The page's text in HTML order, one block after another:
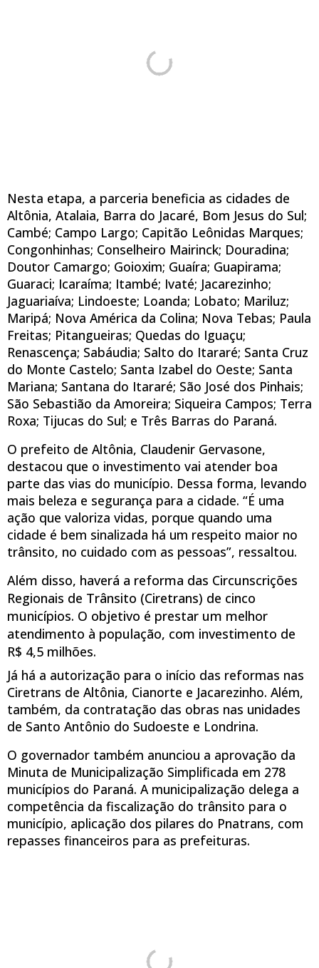
Nesta etapa, a parceria beneficia as cidades de
Altônia, Atalaia, Barra do Jacaré, Bom Jesus do Sul;
Cambé; Campo Largo; Capitão Leônidas Marques;
Congonhinhas; Conselheiro Mairinck; Douradina;
Doutor Camargo; Goioxim; Guaíra; Guapirama;
Guaraci; Icaraíma; Itambé; Ivaté; Jacarezinho;
Jaguariaíva; Lindoeste; Loanda; Lobato; Mariluz;
Maripá; Nova América da Colina; Nova Tebas; Paula
Freitas; Pitangueiras; Quedas do Iguaçu;
Renascença; Sabáudia; Salto do Itararé; Santa Cruz
do Monte Castelo; Santa Izabel do Oeste; Santa
Mariana; Santana do Itararé; São José dos Pinhais;
São Sebastião da Amoreira; Siqueira Campos; Terra
Roxa; Tijucas do Sul; e Três Barras do Paraná.
O prefeito de Altônia, Claudenir Gervasone,
destacou que o investimento vai atender boa
parte das vias do município. Dessa forma, levando
mais beleza e segurança para a cidade. “É uma
ação que valoriza vidas, porque quando uma
cidade é bem sinalizada há um respeito maior no
trânsito, no cuidado com as pessoas”, ressaltou.
Além disso, haverá a reforma das Circunscrições
Regionais de Trânsito (Ciretrans) de cinco
municípios. O objetivo é prestar um melhor
atendimento à população, com investimento de
R$ 4,5 milhões.
Já há a autorização para o início das reformas nas
Ciretrans de Altônia, Cianorte e Jacarezinho. Além,
também, da contratação das obras nas unidades
de Santo Antônio do Sudoeste e Londrina.
O governador também anunciou a aprovação da
Minuta de Municipalização Simplificada em 278
municípios do Paraná. A municipalização delega a
competência da fiscalização do trânsito para o
município, aplicação dos pilares do Pnatrans, com
repasses financeiros para as prefeituras.